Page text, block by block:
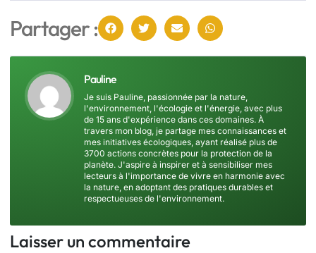
Partager :
Pauline
Je suis Pauline, passionnée par la nature,
l'environnement, l'écologie et l'énergie, avec plus
de 15 ans d'expérience dans ces domaines. À
travers mon blog, je partage mes connaissances et
mes initiatives écologiques, ayant réalisé plus de
3700 actions concrètes pour la protection de la
planète. J'aspire à inspirer et à sensibiliser mes
lecteurs à l'importance de vivre en harmonie avec
la nature, en adoptant des pratiques durables et
respectueuses de l'environnement.
Laisser un commentaire